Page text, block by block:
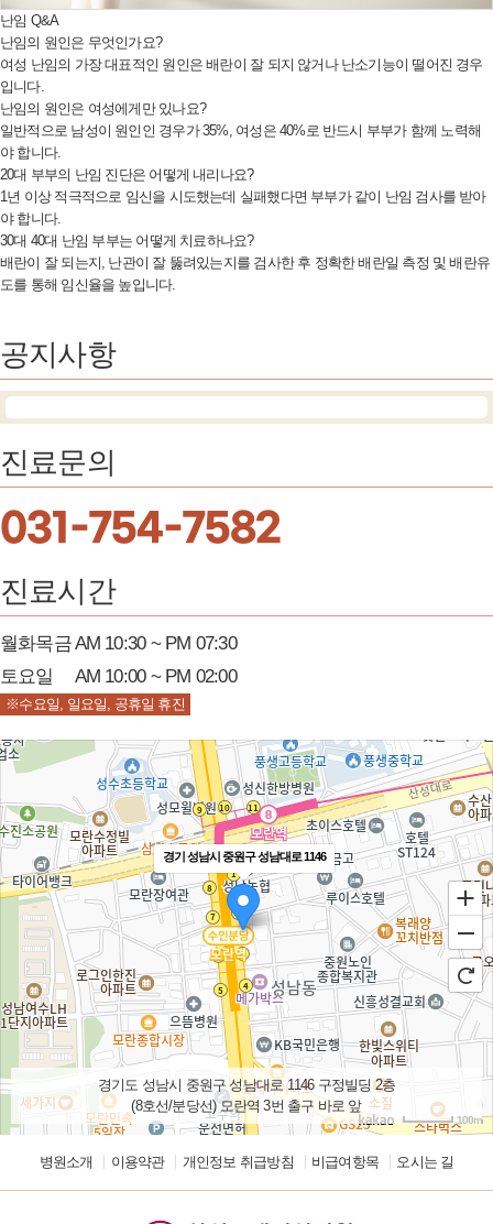
난임 Q&A
난임의 원인은 무엇인가요?
여성 난임의 가장 대표적인 원인은 배란이 잘 되지 않거나 난소기능이 떨어진 경우
입니다.
난임의 원인은 여성에게만 있나요?
일반적으로 남성이 원인인 경우가 35%, 여성은 40%로 반드시 부부가 함께 노력해
야 합니다.
20대 부부의 난임 진단은 어떻게 내리나요?
1년 이상 적극적으로 임신을 시도했는데 실패했다면 부부가 같이 난임 검사를 받아
야 합니다.
30대 40대 난임 부부는 어떻게 치료하나요?
배란이 잘 되는지, 난관이 잘 뚫려있는지를 검사한 후 정확한 배란일 측정 및 배란유
도를 통해 임신율을 높입니다.
공지사항
진료문의
031-754-7582
진료시간
월화목금AM 10:30 ~ PM 07:30
토요일
AM 10:00 ~ PM 02:00
※수요일, 일요일, 공휴일 휴진
경기 성남시 중원구 성남대로 1146
100m
길찾기
경기도 성남시 중원구 성남대로 1146 구정빌딩 2층
(8호선/분당선) 모란역 3번 출구 바로 앞
병원소개 이용약관 개인정보 취급방침 비급여항목 오시는 길